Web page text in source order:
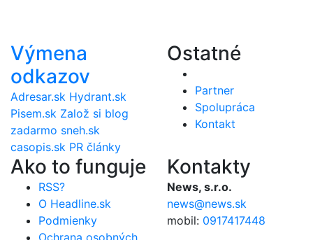
Výmena
odkazov
Adresar.sk Hydrant.sk
Pisem.sk Založ si blog
zadarmo sneh.sk
casopis.sk PR články
Ostatné
Partner
Spolupráca
Kontakt
Ako to funguje
RSS?
O Headline.sk
Podmienky
Kontakty
News, s.r.o.
news@news.sk
mobil: 0917417448